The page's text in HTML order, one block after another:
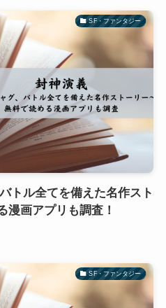
SF・ファンタジー
トル全てを備えた名作スト
漫画アプリも調査！
SF・ファンタジー